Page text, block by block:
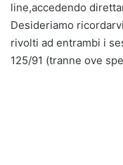
line,accedendo
Desideriamo
rivolti ad entrambi i
125/91 (tranne ove